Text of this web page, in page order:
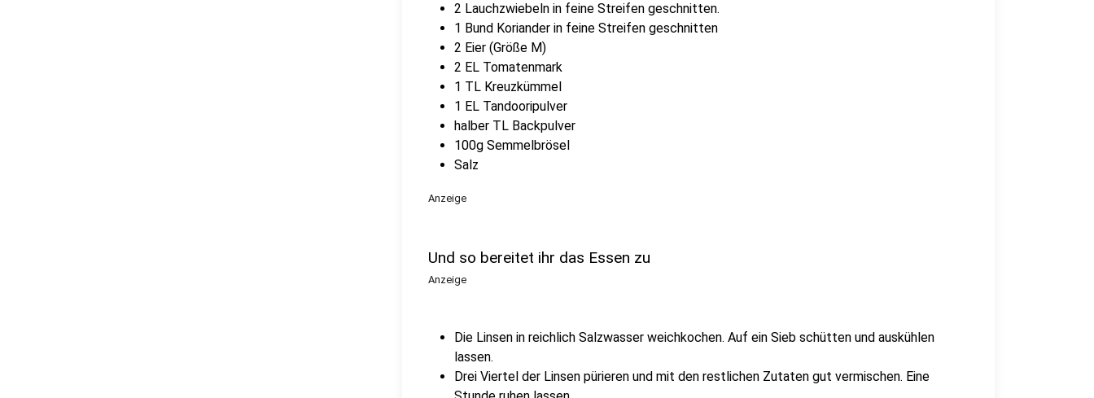
2 Lauchzwiebeln in feine Streifen geschnitten.
1 Bund Koriander in feine Streifen geschnitten
2 Eier (Größe M)
2 EL Tomatenmark
1 TL Kreuzkümmel
1 EL Tandooripulver
halber TL Backpulver
100g Semmelbrösel
Salz
Anzeige
Und so bereitet ihr das Essen zu
Anzeige
Die Linsen in reichlich Salzwasser weichkochen. Auf ein Sieb schütten und auskühlen
lassen.
Drei Viertel der Linsen pürieren und mit den restlichen Zutaten gut vermischen. Eine